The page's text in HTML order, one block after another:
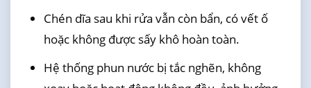
Chén dĩa sau khi rửa vẫn còn bẩn, có vết ố
hoặc không được sấy khô hoàn toàn.
Hệ thống phun nước bị tắc nghẽn, không